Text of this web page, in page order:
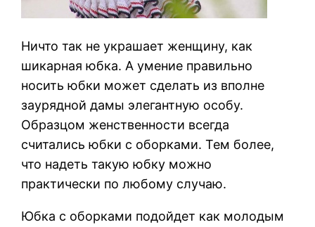
Ничто так не украшает женщину, как
шикарная юбка. А умение правильно
носить юбки может сделать из вполне
заурядной дамы элегантную особу.
Образцом женственности всегда
считались юбки с оборками. Тем более,
что надеть такую юбку можно
практически по любому случаю.
Юбка с оборками подойдет как молодым